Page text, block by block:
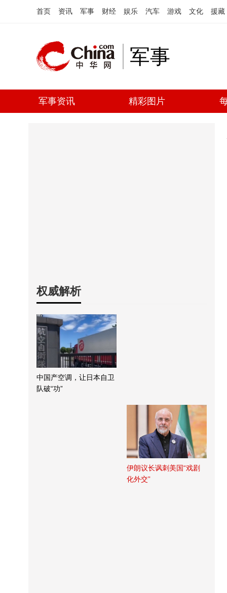
首页 资讯 军事 财经 娱乐 汽车 游戏 文化 援藏
军事
军事资讯 精彩图片
权威解析
中国产空调，让日本自卫
队破“功”
伊朗议长讽刺美国“戏剧
化外交”